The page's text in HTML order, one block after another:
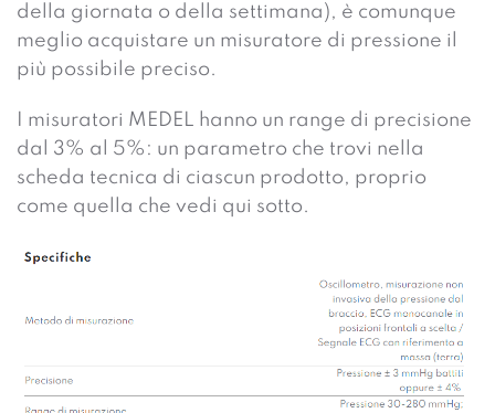
della giornata o della settimana), è comunque
meglio acquistare un misuratore di pressione il
più possibile preciso.
I misuratori MEDEL hanno un range di precisione
dal 3% al 5%: un parametro che trovi nella
scheda tecnica di ciascun prodotto, proprio
come quella che vedi qui sotto.